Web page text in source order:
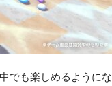
でも楽しめるようにな